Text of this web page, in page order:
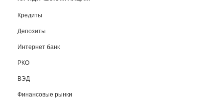
Кредиты
Депозиты
Интернет банк
РКО
ВЭД
Финансовые рынки